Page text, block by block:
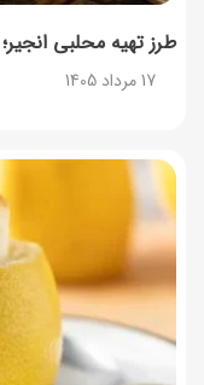
طرز تهیه محلبی
17 مرداد 1405